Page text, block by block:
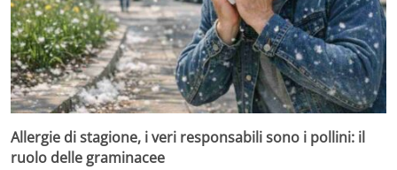
Allergie di stagione, i veri responsabili sono i pollini: il
ruolo delle graminacee